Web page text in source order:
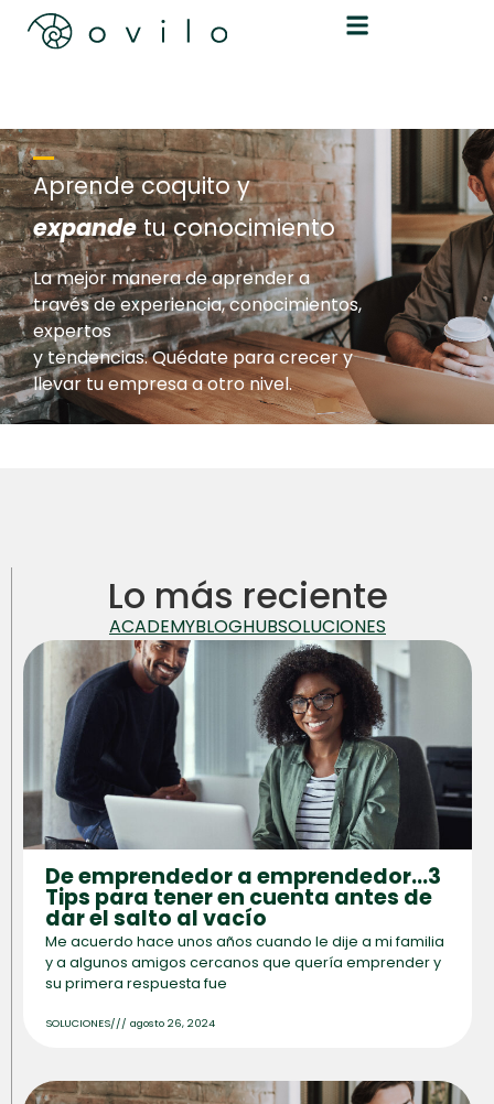
Aprende coquito y
expandetu conocimiento
La mejor manera de aprender a
través de experiencia, conocimientos,
expertos
y tendencias. Quédate para crecer y
llevar tu empresa a otro nivel.
Lo más reciente
ACADEMYBLOGHUBSOLUCIONES
De emprendedor a emprendedor…3
Tips para tener en cuenta antes de
dar el salto al vacío
Me acuerdo hace unos años cuando le dije a mi familia
y a algunos amigos cercanos que quería emprender y
su primera respuesta fue
SOLUCIONES/// agosto 26, 2024